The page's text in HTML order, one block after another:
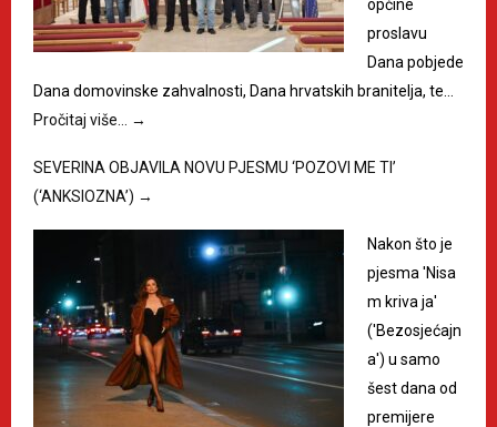
općine
proslavu
Dana pobjede
Dana domovinske zahvalnosti, Dana hrvatskih branitelja, te…
Pročitaj više…
→
SEVERINA OBJAVILA NOVU PJESMU ‘POZOVI ME TI’
(‘ANKSIOZNA’) →
Nakon što je
pjesma 'Nisa
m kriva ja'
('Bezosjećajn
a') u samo
šest dana od
premijere